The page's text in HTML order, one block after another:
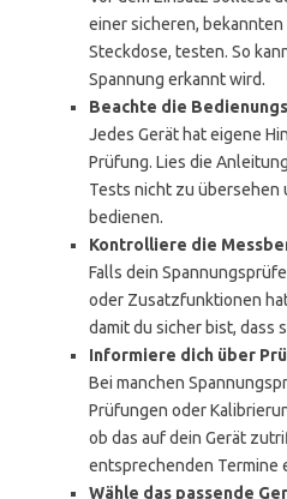
einer sicheren,
Steckdose, testen. So
Spannung erkannt wird.
Beachte die
Jedes Gerät hat eigene
Prüfung. Lies die
Tests nicht zu übersehen
bedienen.
Kontrolliere die
Falls dein
oder Zusatzfunktionen
damit du sicher bist, dass
Informiere dich über
Bei manchen
Prüfungen oder
ob das auf dein Gerät
entsprechenden Termine
Wähle das passende